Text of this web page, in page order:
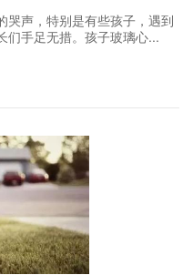
哭声，特别是有些孩子，遇到
们手足无措。孩子玻璃心...